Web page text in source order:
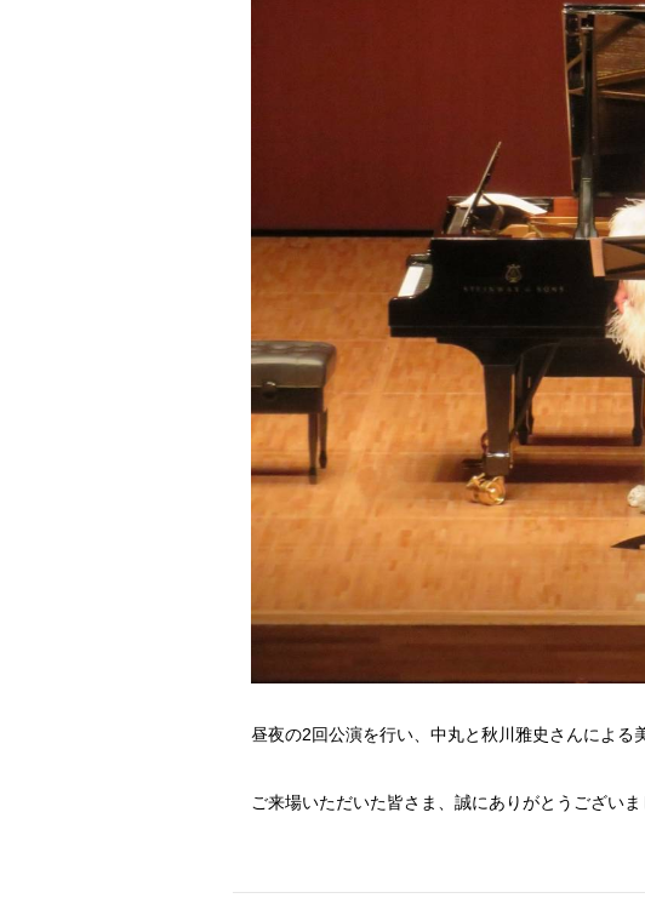
昼夜の2回公演を行い、中丸と秋川雅史さんによ
ご来場いただいた皆さま、誠にありがとうございま